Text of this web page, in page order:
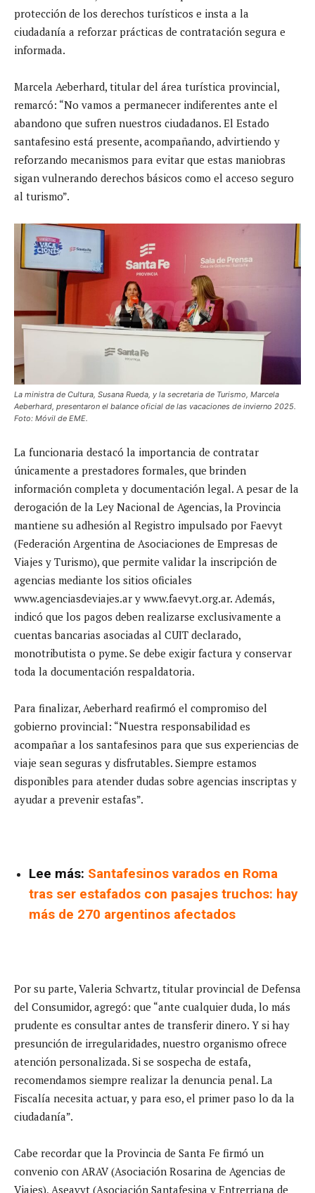
protección de los derechos turísticos e insta a la
ciudadanía a reforzar prácticas de contratación segura e
informada.
Marcela Aeberhard, titular del área turística provincial,
remarcó: “No vamos a permanecer indiferentes ante el
abandono que sufren nuestros ciudadanos. El Estado
santafesino está presente, acompañando, advirtiendo y
reforzando mecanismos para evitar que estas maniobras
sigan vulnerando derechos básicos como el acceso seguro
al turismo”.
La ministra de Cultura, Susana Rueda, y la secretaria de Turismo, Marcela
Aeberhard, presentaron el balance oficial de las vacaciones de invierno 2025.
Foto: Móvil de EME.
La funcionaria destacó la importancia de contratar
únicamente a prestadores formales, que brinden
información completa y documentación legal. A pesar de la
derogación de la Ley Nacional de Agencias, la Provincia
mantiene su adhesión al Registro impulsado por Faevyt
(Federación Argentina de Asociaciones de Empresas de
Viajes y Turismo), que permite validar la inscripción de
agencias mediante los sitios oficiales
www.agenciasdeviajes.ar y www.faevyt.org.ar. Además,
indicó que los pagos deben realizarse exclusivamente a
cuentas bancarias asociadas al CUIT declarado,
monotributista o pyme. Se debe exigir factura y conservar
toda la documentación respaldatoria.
Para finalizar, Aeberhard reafirmó el compromiso del
gobierno provincial: “Nuestra responsabilidad es
acompañar a los santafesinos para que sus experiencias de
viaje sean seguras y disfrutables. Siempre estamos
disponibles para atender dudas sobre agencias inscriptas y
ayudar a prevenir estafas”.
Lee más: Santafesinos varados en Roma
tras ser estafados con pasajes truchos: hay
más de 270 argentinos afectados
Por su parte, Valeria Schvartz, titular provincial de Defensa
del Consumidor, agregó: que “ante cualquier duda, lo más
prudente es consultar antes de transferir dinero. Y si hay
presunción de irregularidades, nuestro organismo ofrece
atención personalizada. Si se sospecha de estafa,
recomendamos siempre realizar la denuncia penal. La
Fiscalía necesita actuar, y para eso, el primer paso lo da la
ciudadanía”.
Cabe recordar que la Provincia de Santa Fe firmó un
convenio con ARAV (Asociación Rosarina de Agencias de
Viajes), Aseavyt (Asociación Santafesina y Entrerriana de